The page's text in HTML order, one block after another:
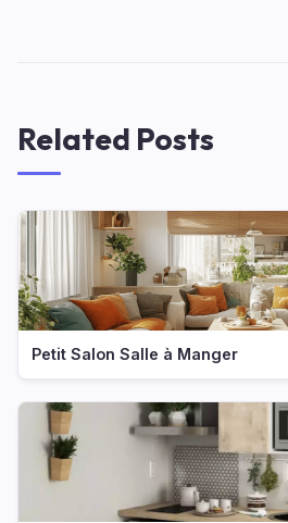
Related Posts
Petit Salon Salle à Manger